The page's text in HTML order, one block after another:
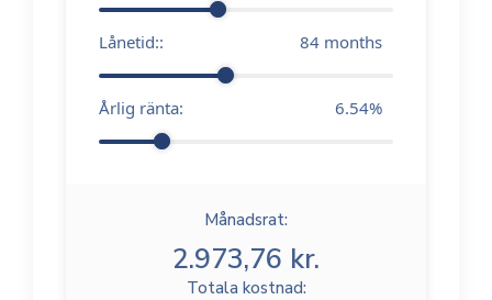
Lånetid:: 84 months
Årlig ränta: 6.54%
Månadsrat:
2.973,76 kr.
Totala kostnad: